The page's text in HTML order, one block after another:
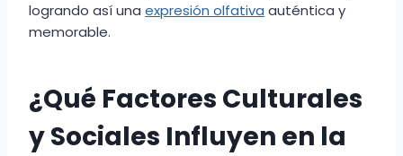
logrando así una expresión olfativa auténtica y
memorable.
¿Qué Factores Culturales
y Sociales Influyen en la